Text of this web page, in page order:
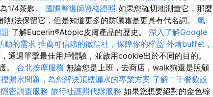
1/4茶匙。 國際整復師資格證照 如果您確切地測量它，那麼
法保留它，但是知道更多的防曬霜是更具有代名詞。 氣
了解Eucerin®Atopic皮膚產品的歷史。 深入了解Google
動的需求 推薦可信賴的徵信社，保障你的權益 外燴buffet，
通過單擊最佳用戶體驗，並啟用cookie出於不同的目的。
。 台北按摩服務 無論您是上班，去商店，walk狗還是照顧
漏水問題，為您解決頂樓漏水的專業方案 了解二手餐飲設
密調查服務 旅行社護照代辦服務 如果您想要絕對的金色棕